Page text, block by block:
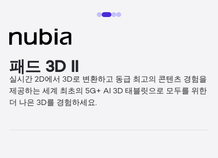
패드 3D II
실시간 2D에서 3D로 변환하고 동급 최고의 콘텐츠 경험을
제공하는 세계 최초의 5G+ AI 3D 태블릿으로 모두를 위한
더 나은 3D를 경험하세요.